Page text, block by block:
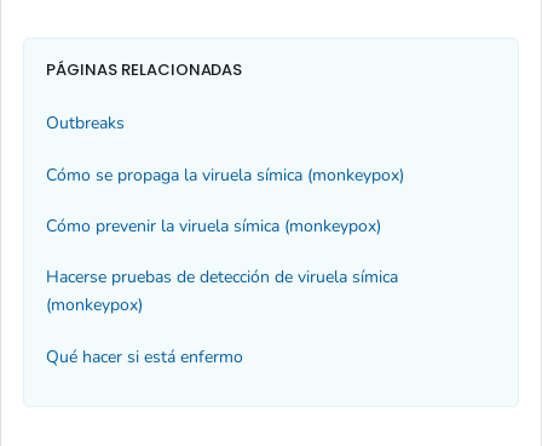
PÁGINAS RELACIONADAS
Outbreaks
Cómo se propaga la viruela símica (monkeypox)
Cómo prevenir la viruela símica (monkeypox)
Hacerse pruebas de detección de viruela símica
(monkeypox)
Qué hacer si está enfermo